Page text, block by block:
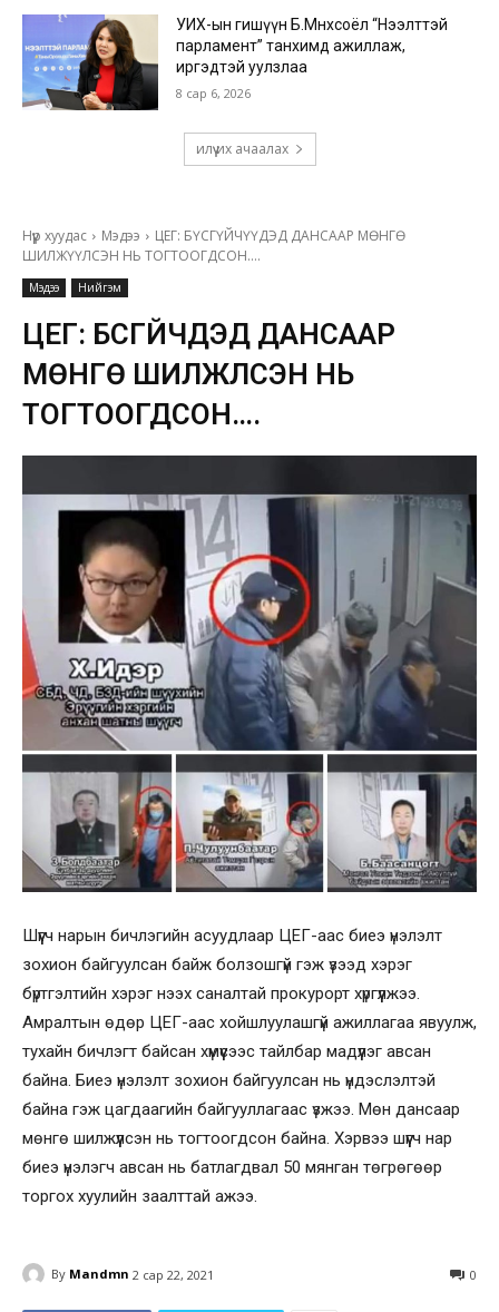
УИХ-ын гишүүн Б.Мөнхсоёл “Нээлттэй
парламент” танхимд ажиллаж,
иргэдтэй уулзлаа
8 сар 6, 2026
илүү их ачаалах